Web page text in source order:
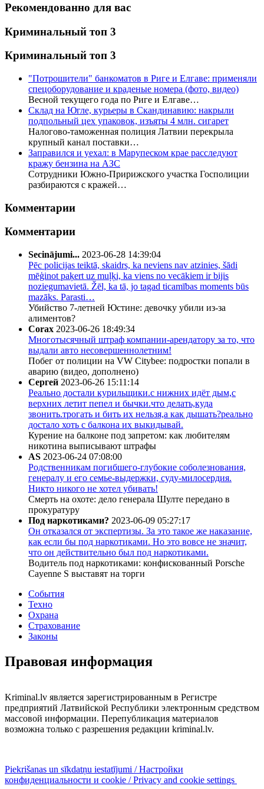
Рекомендованно для вас
Криминальный топ 3
Криминальный топ 3
"Потрошители" банкоматов в Риге и Елгаве: применяли
спецоборудование и краденые номера (фото, видео)
Весной текущего года по Риге и Елгаве…
Склад на Югле, курьеры в Скандинавию: накрыли
подпольный цех упаковок, изъяты 4 млн. сигарет
Налогово-таможенная полиция Латвии перекрыла
крупный канал поставки…
Заправился и уехал: в Марупеском крае расследуют
кражу бензина на АЗС
Сотрудники Южно-Пририжского участка Госполиции
разбираются с кражей…
Комментарии
Комментарии
Secinājumi... 2023-06-28 14:39:04
Pēc policijas teiktā, skaidrs, ka neviens nav atzinies, šādi
mēģinot paķert uz muļķi, ka viens no vecākiem ir bijis
noziegumavietā. Žēl, ka tā, jo tagad ticamības moments būs
mazāks. Parasti…
Убийство 7-летней Юстине: девочку убили из-за
алиментов?
Corax 2023-06-26 18:49:34
Многотысячный штраф компании-арендатору за то, что
выдали авто несовершеннолетним!
Побег от полиции на VW Citybee: подростки попали в
аварию (видео, дополнено)
Сергей 2023-06-26 15:11:14
Реально достали курильщики.с нижних идёт дым,с
верхних летит пепел и бычки.что делать,куда
звонить.трогать и бить их нельзя,а как дышать?реально
достало хоть с балкона их выкидывай.
Курение на балконе под запретом: как любителям
никотина выписывают штрафы
AS 2023-06-24 07:08:00
Родственникам погибшего-глубокие соболезнования,
генералу и его семье-выдержки, суду-милосердия.
Никто никого не хотел убивать!
Смерть на охоте: дело генерала Шулте передано в
прокуратуру
Под наркотиками? 2023-06-09 05:27:17
Он отказался от экспертизы. За это такое же наказание,
как если бы под наркотиками. Но это вовсе не значит,
что он действительно был под наркотиками.
Водитель под наркотиками: конфискованный Porsche
Cayenne S выставят на торги
События
Техно
Охрана
Страхование
Законы
Правовая информация
Kriminal.lv является зарегистрированным в Регистре
предприятий Латвийской Республики электронным средством
массовой информации. Перепубликация материалов
возможна только с разрешения редакции kriminal.lv.
Piekrišanas un sīkdatņu iestatījumi / Настройки
конфиденциальности и cookie / Privacy and cookie settings